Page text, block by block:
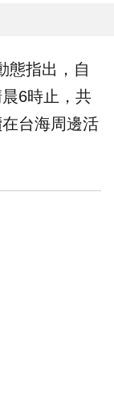
態指出，自
6時止，共
台海周邊活